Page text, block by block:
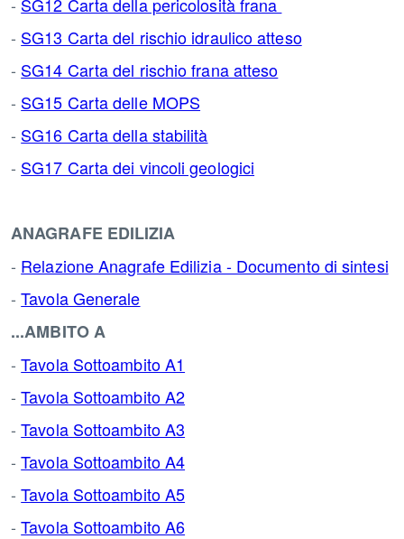
- SG13 Carta del rischio idraulico atteso
- SG14 Carta del rischio frana atteso
- SG15 Carta delle MOPS
- SG16 Carta della stabilità
- SG17 Carta dei vincoli geologici
ANAGRAFE EDILIZIA
- Relazione Anagrafe Edilizia - Documento di sintesi
-Tavola Generale
...AMBITO A
-Tavola Sottoambito A1
-Tavola Sottoambito A2
-Tavola Sottoambito A3
-Tavola Sottoambito A4
-Tavola Sottoambito A5
-Tavola Sottoambito A6